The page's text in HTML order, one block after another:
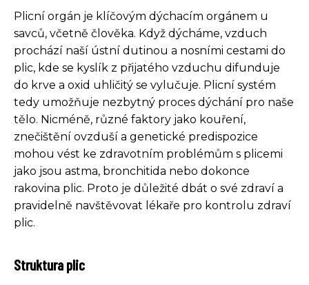
Plicní orgán je klíčovým dýchacím orgánem u
savců, včetně člověka. Když dýcháme, vzduch
prochází naší ústní dutinou a nosními cestami do
plic, kde se kyslík z přijatého vzduchu difunduje
do krve a oxid uhličitý se vylučuje. Plicní systém
tedy umožňuje nezbytný proces dýchání pro naše
tělo. Nicméně, různé faktory jako kouření,
znečištění ovzduší a genetické predispozice
mohou vést ke zdravotním problémům s plicemi
jako jsou astma, bronchitida nebo dokonce
rakovina plic. Proto je důležité dbát o své zdraví a
pravidelně navštěvovat lékaře pro kontrolu zdraví
plic.
Struktura plic